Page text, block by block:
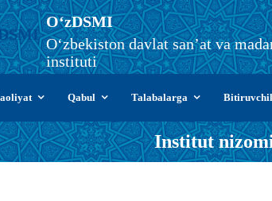
О‘zDSMI
О‘zbekiston davlat san’at va
instituti
Qabul Talabalarga
Institut